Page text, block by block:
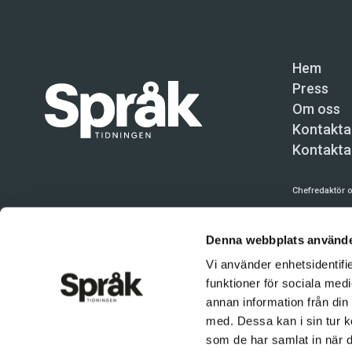
Denna webbplats
Vi använder
funktioner för sociala
annan information från
med. Dessa kan i sin tur
som de har samlat in när
Hem
Press
Om oss
Chefredaktör
Kundtjänst
Användning
tillåten.